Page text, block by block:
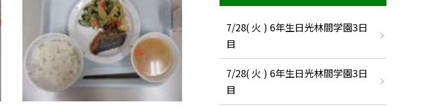
7/28( 火 ) 6年生日光林間学園3日
目
7/28( 火 ) 6年生日光林間学園3日
目